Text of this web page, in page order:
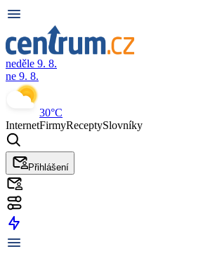
neděle 9. 8.
ne 9. 8.
30°C
InternetFirmyReceptySlovníky
Přihlášení